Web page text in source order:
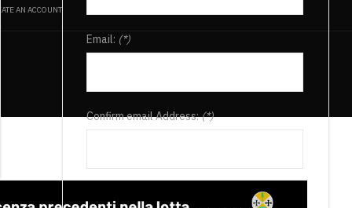
AN ACCOUNT
Email: (*)
Confirm email Address:(*)